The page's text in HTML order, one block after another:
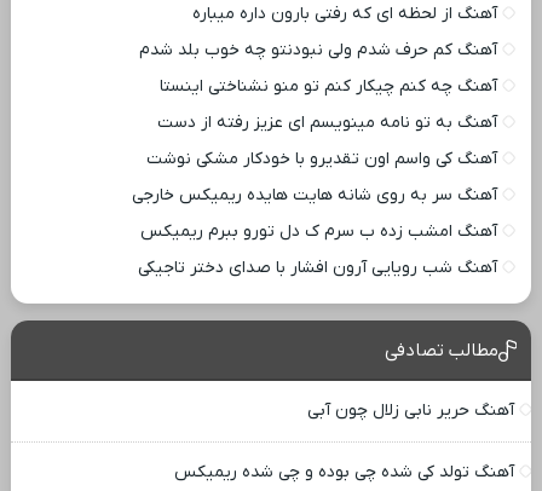
آهنگ از لحظه ای که رفتی بارون داره میباره
آهنگ کم حرف شدم ولی نبودنتو چه خوب بلد شدم
آهنگ چه کنم چیکار کنم تو منو نشناختی اینستا
آهنگ به تو نامه مینویسم ای عزیز رفته از دست
آهنگ کی واسم اون تقدیرو با خودکار مشکی نوشت
آهنگ سر به روی شانه هایت هایده ریمیکس خارجی
آهنگ امشب زده ب سرم ک دل تورو ببرم ریمیکس
آهنگ شب رویایی آرون افشار با صدای دختر تاجیکی
مطالب تصادفی
آهنگ حریر نابی زلال چون آبی
آهنگ تولد کی شده چی بوده و چی شده ریمیکس